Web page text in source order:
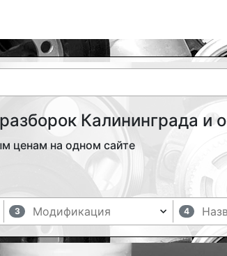
Калининграда и
ценам на одном сайте
3 4